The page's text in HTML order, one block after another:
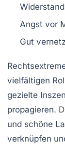
Angst vor
Gut
vielfältigen
gezielte
propagieren.
und schöne
verknüpfen